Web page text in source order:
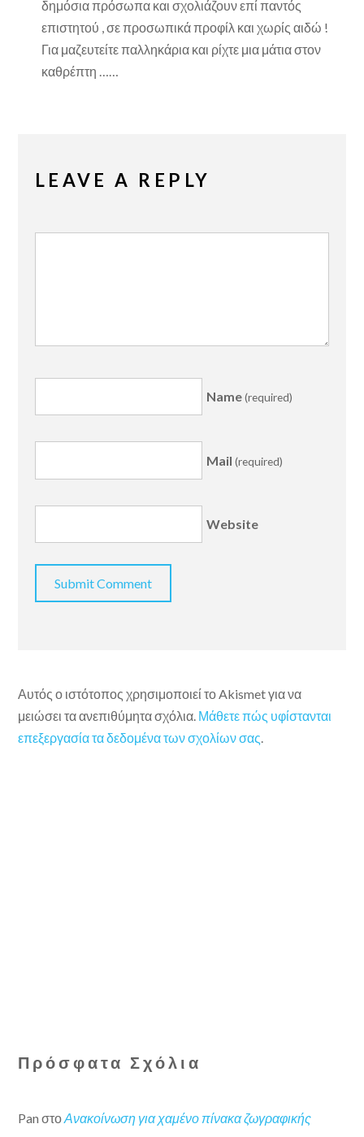
δημόσια πρόσωπα και σχολιάζουν επί παντός
επιστητού , σε προσωπικά προφίλ και χωρίς αιδώ !
Για μαζευτείτε παλληκάρια και ρίχτε μια μάτια στον
καθρέπτη ……
LEAVE A REPLY
Name(required)
Mail (required)
Website
Αυτός ο ιστότοπος χρησιμοποιεί το Akismet για να
μειώσει τα ανεπιθύμητα σχόλια. Μάθετε πώς υφίστανται
επεξεργασία τα δεδομένα των σχολίων σας.
Πρόσφατα Σχόλια
Pan στοΑνακοίνωση για χαμένο πίνακα ζωγραφικής